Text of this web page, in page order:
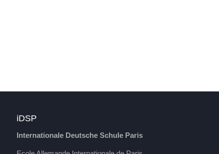
iDSP
Internationale Deutsche Schule Paris